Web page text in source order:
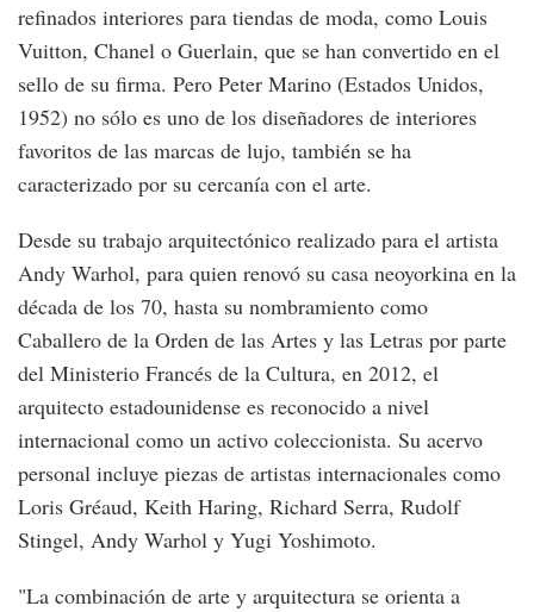
refinados interiores para tiendas de moda, como Louis
Vuitton, Chanel o Guerlain, que se han convertido en el
sello de su firma. Pero Peter Marino (Estados Unidos,
1952) no sólo es uno de los diseñadores de interiores
favoritos de las marcas de lujo, también se ha
caracterizado por su cercanía con el arte.
Desde su trabajo arquitectónico realizado para el artista
Andy Warhol, para quien renovó su casa neoyorkina en la
década de los 70, hasta su nombramiento como
Caballero de la Orden de las Artes y las Letras por parte
del Ministerio Francés de la Cultura, en 2012, el
arquitecto estadounidense es reconocido a nivel
internacional como un activo coleccionista. Su acervo
personal incluye piezas de artistas internacionales como
Loris Gréaud, Keith Haring, Richard Serra, Rudolf
Stingel, Andy Warhol y Yugi Yoshimoto.
"La combinación de arte y arquitectura se orienta a